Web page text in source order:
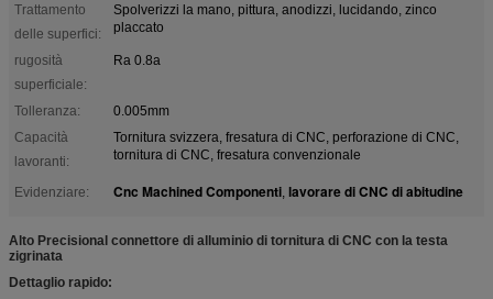
Trattamento
delle superfici:
Spolverizzi la mano, pittura, anodizzi, lucidando, zinco
placcato
rugosità
superficiale:
Ra 0.8a
Tolleranza:
0.005mm
Capacità
lavoranti:
Tornitura svizzera, fresatura di CNC, perforazione di CNC,
tornitura di CNC, fresatura convenzionale
Evidenziare: Cnc Machined Componenti, lavorare di CNC di abitudine
Alto Precisional connettore di alluminio di tornitura di CNC con la testa
zigrinata
Dettaglio rapido: